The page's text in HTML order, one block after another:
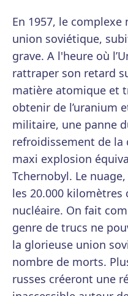
En 1957, le
union soviétique,
grave. A l'heure où
rattraper son retard
matière atomique et
obtenir de l’uranium
militaire, une panne
refroidissement de la
maxi explosion
Tchernobyl. Le
les 20.000
nucléaire. On fait
genre de trucs ne
la glorieuse union
nombre de morts.
russes créeront une